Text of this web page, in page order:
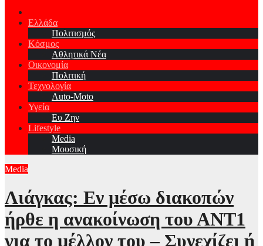
Ελλάδα
Πολιτισμός
Κόσμος
Αθλητικά Νέα
Οικονομία
Πολιτική
Τεχνολογία
Auto-Moto
Υγεία
Ευ Ζην
Lifestyle
Media
Μουσική
Media
Λιάγκας: Εν μέσω διακοπών
ήρθε η ανακοίνωση του ΑΝΤ1
για το μέλλον του – Συνεχίζει ή